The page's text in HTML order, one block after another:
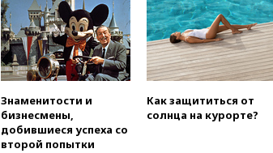
Финляндии приходит в упадок
без российских туристов
вчера, 18:35В Жуковском и
аэропорту Геленджика
введены ограничения
вчера, 18:21 Зюганов
присоединился к критике
«Яблока»
Знаменитости и
бизнесмены,
добившиеся успеха со
второй попытки
Как защититься от
солнца на курорте?